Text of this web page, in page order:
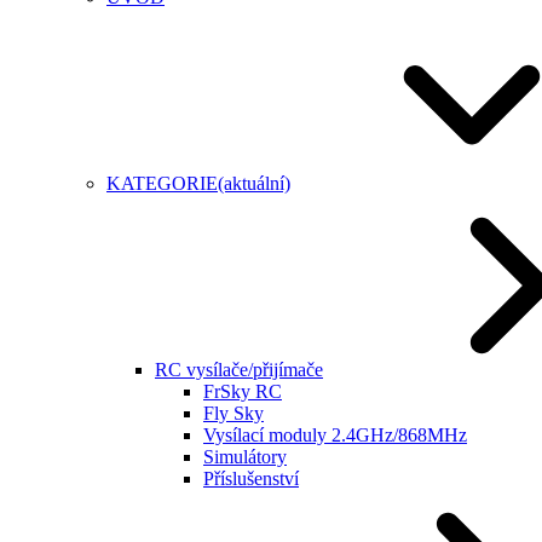
KATEGORIE(aktuální)
RC vysílače/přijímače
FrSky RC
Fly Sky
Vysílací moduly 2.4GHz/868MHz
Simulátory
Příslušenství